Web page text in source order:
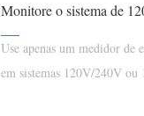
Monitore o sistema de
Use apenas um medidor de
em sistemas 120V/240V ou